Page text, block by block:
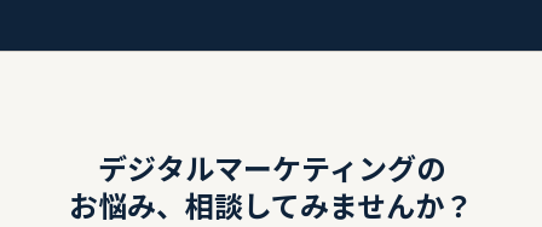
デジタルマーケティングの
お悩み、相談してみませんか？